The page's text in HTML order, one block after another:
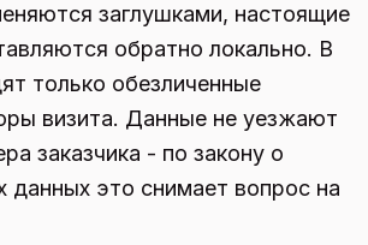
заглушками, настоящие
обратно локально. В
только обезличенные
визита. Данные не уезжают
заказчика - по закону о
данных это снимает вопрос на